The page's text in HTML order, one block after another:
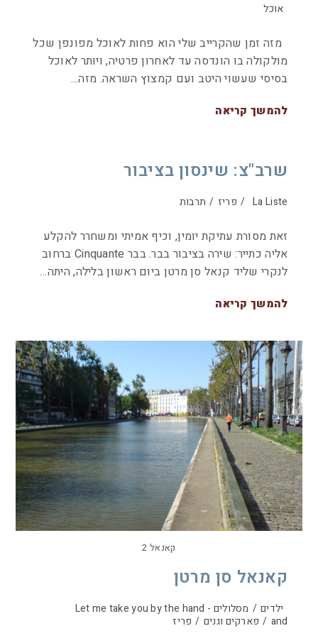
אוכל
מזה זמן שהקרייב שלי הוא פחות לאוכל מפונפן שכל
מולקולה בו הונדסה עד לאחרון פרטיה, ויותר לאוכל
בסיסי שעשוי היטב ועם קמצוץ השראה. מזה…
להמשך קריאה
שרב"צ: שינסון בציבור
La Liste
/ פריז / תרבות
זאת מסורת עתיקת יומין, וכיף אמיתי ומשחרר להקלע
אליה כתייר: שירה בציבור בבר. בבר Cinquante ברחוב
לנקרי שליד קנאל סן מרטן ביום ראשון בלילה, היתה…
להמשך קריאה
קאנאל 2
קאנאל סן מרטן
ילדים /
מסלולים - Let me take you by the hand
and
/ פארקים וגנים / פריז